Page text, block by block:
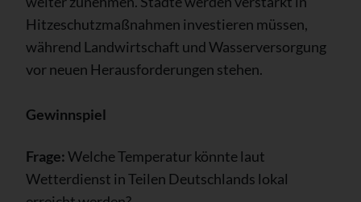
Hitzeschutzmaßnahmen investieren müssen,
während Landwirtschaft und Wasserversorgung
vor neuen Herausforderungen stehen.
Gewinnspiel
Frage:Welche Temperatur könnte laut
Wetterdienst in Teilen Deutschlands lokal